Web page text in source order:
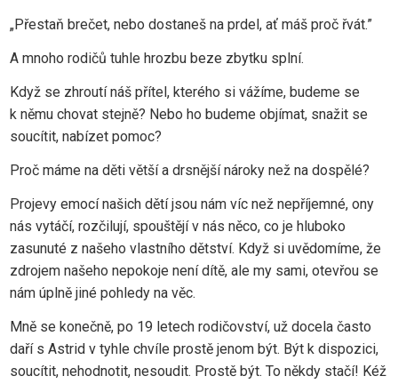
„Přestaň brečet, nebo dostaneš na prdel, ať máš proč řvát.”
A mnoho rodičů tuhle hrozbu beze zbytku splní.
Když se zhroutí náš přítel, kterého si vážíme, budeme se
k němu chovat stejně? Nebo ho budeme objímat, snažit se
soucítit, nabízet pomoc?
Proč máme na děti větší a drsnější nároky než na dospělé?
Projevy emocí našich dětí jsou nám víc než nepříjemné, ony
nás vytáčí, rozčilují, spouštějí v nás něco, co je hluboko
zasunuté z našeho vlastního dětství. Když si uvědomíme, že
zdrojem našeho nepokoje není dítě, ale my sami, otevřou se
nám úplně jiné pohledy na věc.
Mně se konečně, po 19 letech rodičovství, už docela často
daří s Astrid v tyhle chvíle prostě jenom být. Být k dispozici,
soucítit, nehodnotit, nesoudit. Prostě být. To někdy stačí! Kéž